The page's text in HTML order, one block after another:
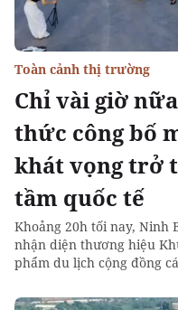
Chỉ vài giờ
thức công bố
khát vọng trở
tầm quốc tế
Toàn cảnh thị trường
Khoảng 20h tối nay, Ninh
nhận diện thương hiệu
phẩm du lịch cộng đồng